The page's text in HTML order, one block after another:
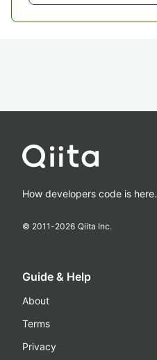
How developers code is here.
© 2011-2026 Qiita Inc.
Guide & Help
About
Terms
Privacy